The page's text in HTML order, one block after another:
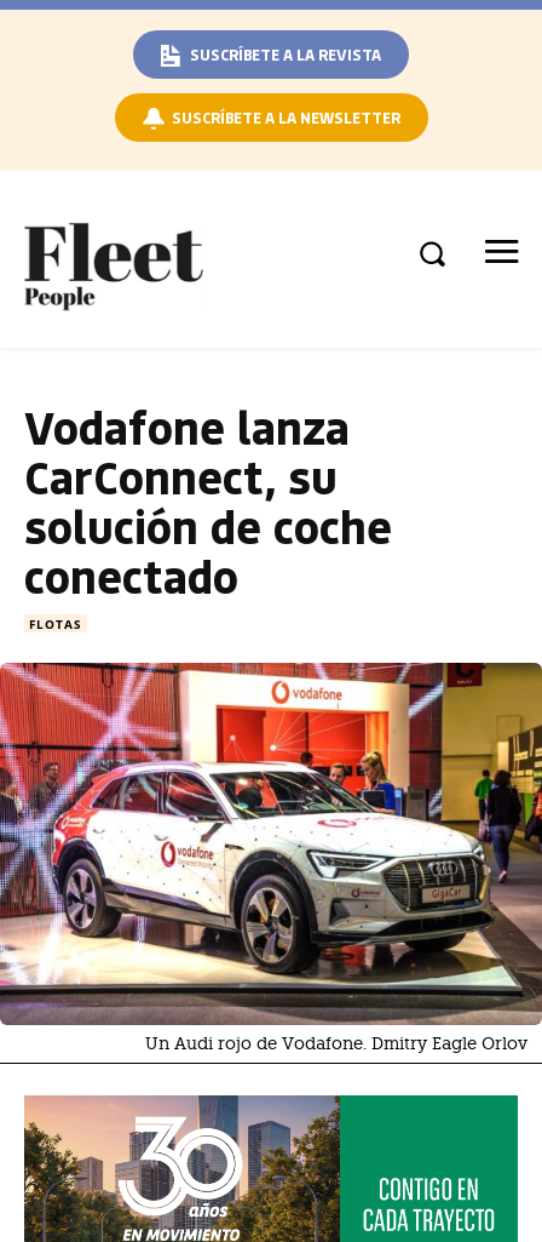
SUSCRÍBETE A LA REVISTA
SUSCRÍBETE A LA NEWSLETTER
Vodafone lanza
CarConnect, su
solución de coche
conectado
FLOTAS
Un Audi rojo de Vodafone. Dmitry Eagle Orlov